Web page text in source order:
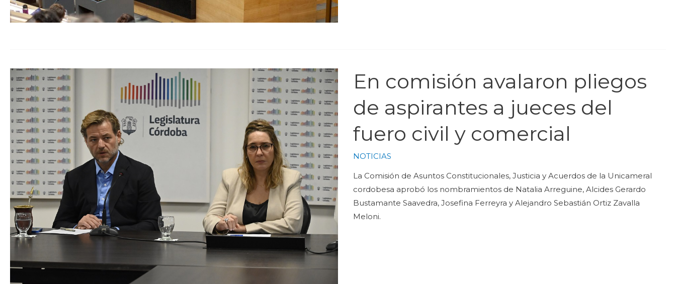
En comisión avalaron pliegos
de aspirantes a jueces del
fuero civil y comercial
NOTICIAS
La Comisión de Asuntos Constitucionales, Justicia y Acuerdos de la Unicameral
cordobesa aprobó los nombramientos de Natalia Arreguine, Alcides Gerardo
Bustamante Saavedra, Josefina Ferreyra y Alejandro Sebastián Ortiz Zavalla
Meloni.